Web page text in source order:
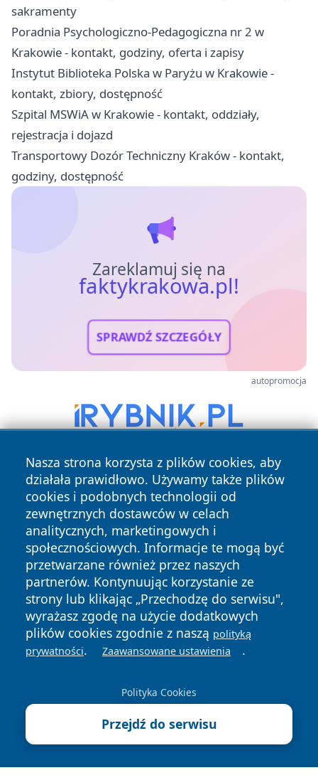
sakramenty
Poradnia Psychologiczno-Pedagogiczna nr 2 w
Krakowie - kontakt, godziny, oferta i zapisy
Instytut Biblioteka Polska w Paryżu w Krakowie -
kontakt, zbiory, dostępność
Szpital MSWiA w Krakowie - kontakt, oddziały,
rejestracja i dojazd
Transportowy Dozór Techniczny Kraków - kontakt,
godziny, dostępność
Zareklamuj się na
faktykrakowa.pl!
SPRAWDŹ SZCZEGÓŁY
autopromocja
Nasza strona korzysta z plików cookies, aby
działała prawidłowo. Używamy także plików
cookies i podobnych technologii od
zewnętrznych dostawców w celach
analitycznych, marketingowych i
społecznościowych. Informacje te mogą być
przetwarzane również przez naszych
partnerów. Kontynuując korzystanie ze
strony lub klikając „Przechodzę do serwisu",
wyrażasz zgodę na użycie dodatkowych
plików cookies zgodnie z naszą polityką
prywatności. Zaawansowane ustawienia .
Polityka Cookies
Przejdź do serwisu
Copyright © 2026 faktykrakowa.pl Wszystkie prawa
zastrzeżone.
News Autorzy
Polityka
Prywatności
Polityka
Cookies